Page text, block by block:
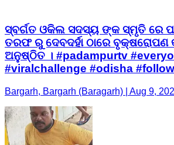
ସ୍ବର୍ଗତ ଓକିଲ ସଦସ୍ୟ ଙ୍କ ସ୍ମୃତି ରେ
ତରଫ ରୁ ଦେବଦର୍ହା ଠାରେ ବୃକ୍ଷରୋପଣ
ଅନୁଷ୍ଠିତ । #padampurtv
#viralchallenge #odisha
Bargarh, Bargarh (Baragarh) | Aug 9,